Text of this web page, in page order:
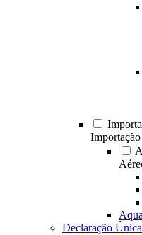
Importação
Declaração